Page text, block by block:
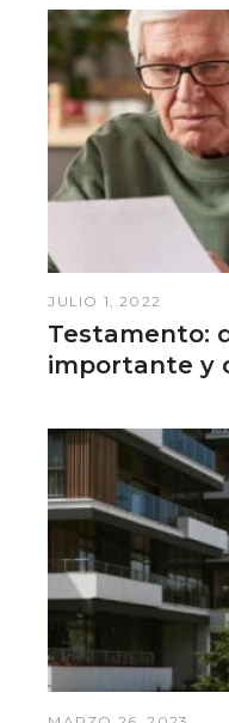
JULIO 1, 2022
Testamento:
importante y